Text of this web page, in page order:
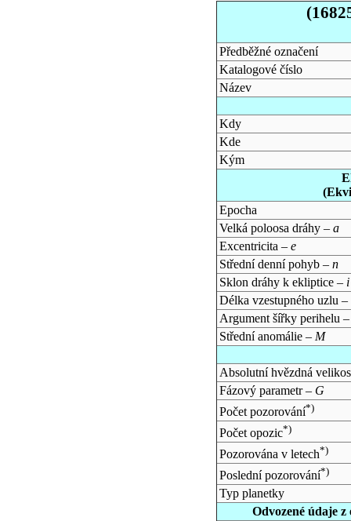
Předběžné označení
Katalogové číslo
Název
Kdy
Kde
Kým
Epocha
Velká poloosa dráhy – a
Excentricita – e
Střední denní pohyb – n
Sklon dráhy k ekliptice – i
Délka vzestupného uzlu –
Argument šířky perihelu
Střední anomálie – M
Absolutní hvězdná
Fázový parametr – G
Počet pozorování*)
Počet opozic*)
Pozorována v letech*)
Poslední pozorování*)
Typ planetky
Odvozené údaje